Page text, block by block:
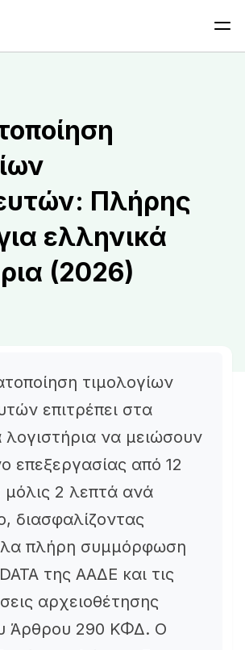
Πλήρης
ελληνικά
(2026)
τιμολογίων
επιτρέπει στα
λογιστήρια να μειώσουν
επεξεργασίας από 12
2 λεπτά ανά
διασφαλίζοντας
πλήρη συμμόρφωση
της ΑΑΔΕ και τις
αρχειοθέτησης
Άρθρου 290 ΚΦΔ. Ο